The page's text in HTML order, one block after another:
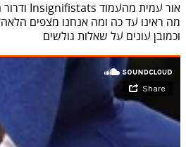
אור עמית מהעמוד Insignifistats ודרור האס מנתחים את תחילת הסיבוב השני. הסדרות, השחקנים, המאמנים והחולשות של כל קבוצה.
מה ראינו עד כה ומה אנחנו מצפים
וכמובן עונים על שאלות גולשים